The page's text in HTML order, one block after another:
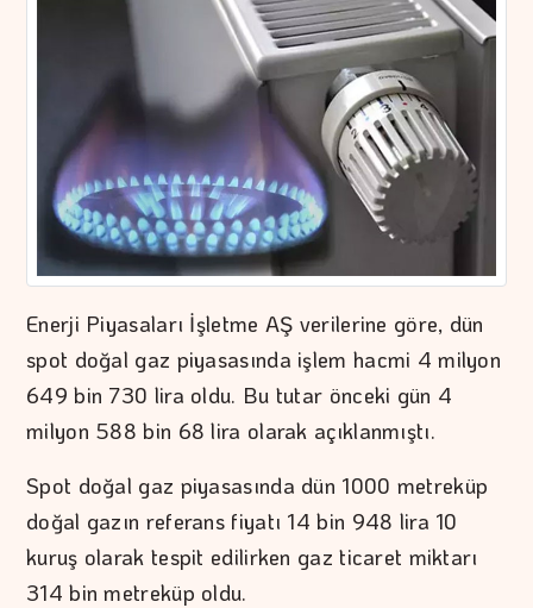
Enerji Piyasaları İşletme AŞ verilerine göre, dün
spot doğal gaz piyasasında işlem hacmi 4 milyon
649 bin 730 lira oldu. Bu tutar önceki gün 4
milyon 588 bin 68 lira olarak açıklanmıştı.
Spot doğal gaz piyasasında dün 1000 metreküp
doğal gazın referans fiyatı 14 bin 948 lira 10
kuruş olarak tespit edilirken gaz ticaret miktarı
314 bin metreküp oldu.